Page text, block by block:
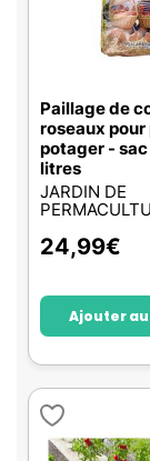
Paillage de
roseaux
potager -
litres
JARDIN DE
24,99€
Ajouter